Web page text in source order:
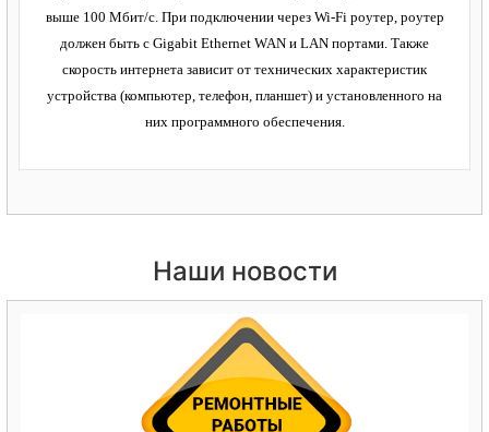
выше 100 Мбит/с. При подключении через Wi-Fi роутер, роутер
должен быть с Gigabit Ethernet WAN и LAN портами. Также
скорость интернета зависит от технических характеристик
устройства (компьютер, телефон, планшет) и установленного на
них программного обеспечения.
Наши новости